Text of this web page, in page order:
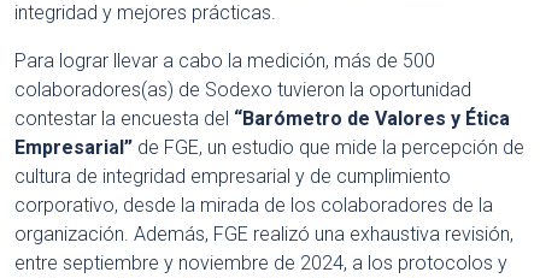
integridad y mejores prácticas.
Para lograr llevar a cabo la medición, más de 500
colaboradores(as) de Sodexo tuvieron la oportunidad
contestar la encuesta del “Barómetro de Valores y Ética
Empresarial” de FGE, un estudio que mide la percepción de
cultura de integridad empresarial y de cumplimiento
corporativo, desde la mirada de los colaboradores de la
organización. Además, FGE realizó una exhaustiva revisión,
entre septiembre y noviembre de 2024, a los protocolos y